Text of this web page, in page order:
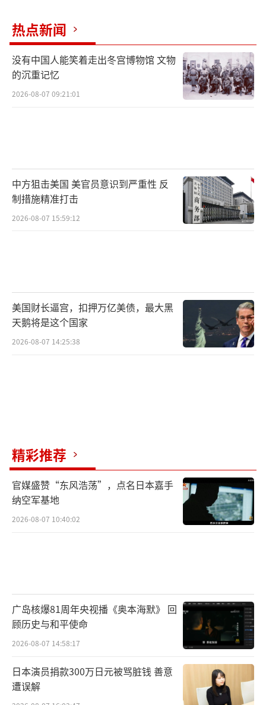
热点新闻
没有中国人能笑着走出冬宫博物馆 文物
的沉重记忆
2026-08-07 09:21:01
中方狙击美国 美官员意识到严重性 反
制措施精准打击
2026-08-07 15:59:12
美国财长逼宫，扣押万亿美债，最大黑
天鹅将是这个国家
2026-08-07 14:25:38
精彩推荐
官媒盛赞“东风浩荡”，点名日本嘉手
纳空军基地
2026-08-07 10:40:02
广岛核爆81周年央视播《奥本海默》 回
顾历史与和平使命
2026-08-07 14:58:17
日本演员捐款300万日元被骂脏钱 善意
遭误解